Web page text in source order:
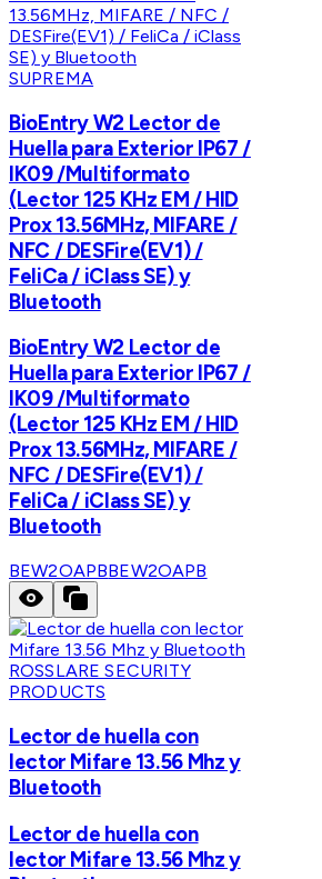
SUPREMA
BioEntry W2 Lector de
Huella para Exterior IP67 /
IK09 /Multiformato
(Lector 125 KHz EM / HID
Prox 13.56MHz, MIFARE /
NFC / DESFire(EV1) /
FeliCa / iClass SE) y
Bluetooth
BioEntry W2 Lector de
Huella para Exterior IP67 /
IK09 /Multiformato
(Lector 125 KHz EM / HID
Prox 13.56MHz, MIFARE /
NFC / DESFire(EV1) /
FeliCa / iClass SE) y
Bluetooth
BEW2OAPBBEW2OAPB
ROSSLARE SECURITY
PRODUCTS
Lector de huella con
lector Mifare 13.56 Mhz y
Bluetooth
Lector de huella con
lector Mifare 13.56 Mhz y